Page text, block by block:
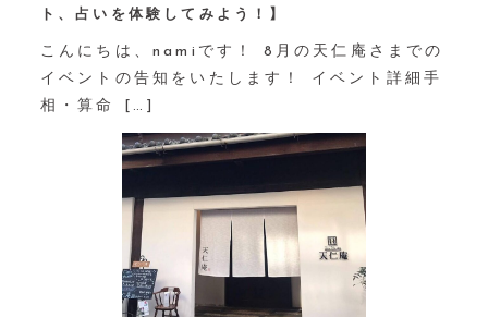
ト、占いを体験してみよう！】⁡
こんにちは、namiです！ 8月の天仁庵さまでの
イベントの告知をいたします！ イベント詳細手
相・算命 […]